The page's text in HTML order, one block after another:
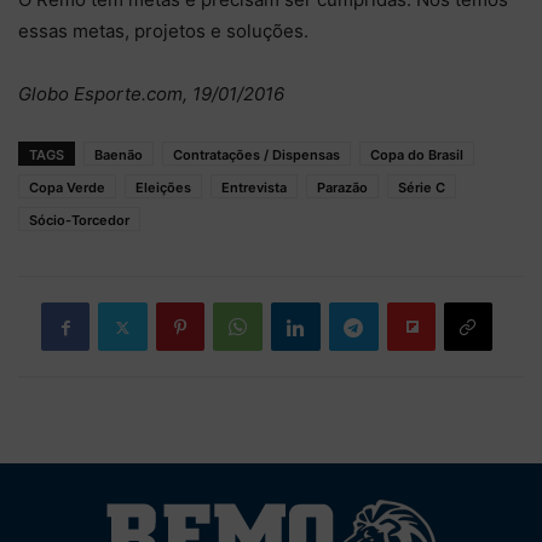
essas metas, projetos e soluções.
Globo Esporte.com, 19/01/2016
TAGS Baenão Contratações / Dispensas
Copa do Brasil
Copa Verde
Eleições Entrevista Parazão
Série C
Sócio-Torcedor